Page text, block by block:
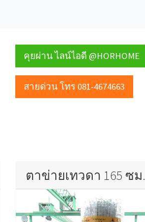
คุยผ่าน ไลน์ไอดี @HORHOME
สายด่วน โทร 081-4674663
ตาข่ายเทวดา 165 ซม.